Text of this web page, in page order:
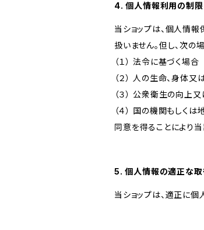
4. 個人情報利用の制限
当ショップは、個人情
扱いません。但し、次の
（１） 法令に基づく場合
（２） 人の生命、身体
（３） 公衆衛生の向上
（４） 国の機関もしく
同意を得ることにより
5. 個人情報の適正な取
当ショップは、適正に